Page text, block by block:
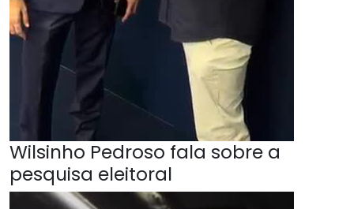
Wilsinho Pedroso fala sobre a
pesquisa eleitoral